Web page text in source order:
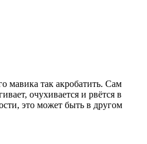
мавика так акробатить. Сам
очухивается и рвётся в
это может быть в другом